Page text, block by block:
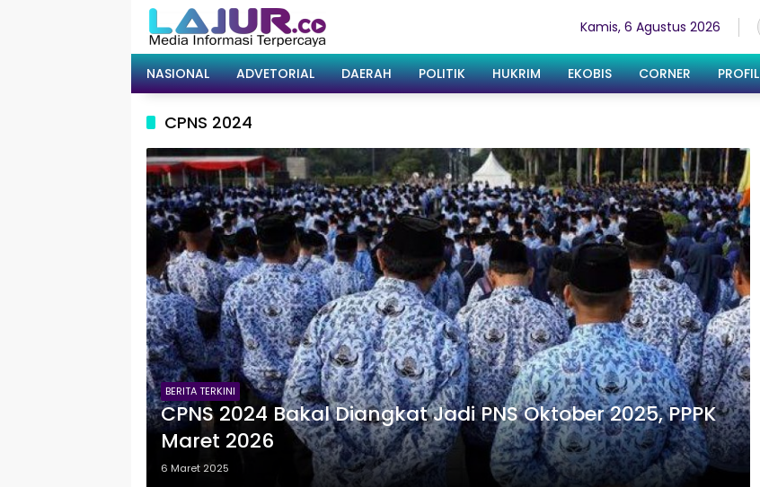
Kamis, 6 Agustus 2026
NASIONAL ADVETORIAL DAERAH POLITIK HUKRIM EKOBIS CORNER PROFIL
CPNS 2024
BERITA TERKINI
CPNS 2024 Bakal Diangkat Jadi PNS Oktober 2025, PPPK
Maret 2026
6 Maret 2025